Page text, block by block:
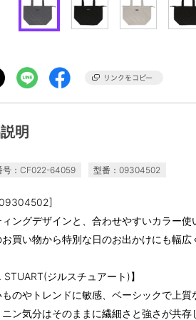
明
号：CF022-64059 型番：09304502
ングデザインと、合わせやすいカラー使
買い物から特別な日のお出かけにも幅広
STUART(ジルスチュアート)】
のやトレンドに敏感、ベーシックで上質
ン気分はそのままに繊細さと強さが共存